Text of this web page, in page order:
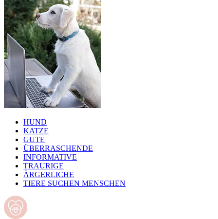
HUND
KATZE
GUTE
ÜBERRASCHENDE
INFORMATIVE
TRAURIGE
ÄRGERLICHE
TIERE SUCHEN MENSCHEN